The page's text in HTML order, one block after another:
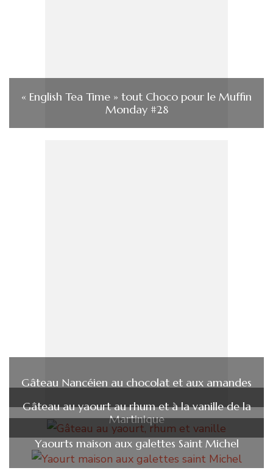
« English Tea Time » tout Choco pour le Muffin
Monday #28
Gâteau Nancéien au chocolat et aux amandes
Gâteau au yaourt au rhum et à la vanille de la
Martinique
Yaourts maison aux galettes Saint Michel